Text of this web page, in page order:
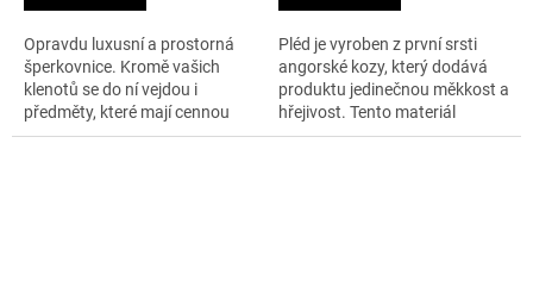
Opravdu luxusní a prostorná
šperkovnice. Kromě vašich
klenotů se do ní vejdou i
předměty, které mají cennou
hodnotu jen pro vás. Dopřejte
Pléd je vyroben z první srsti
angorské kozy, který dodává
produktu jedinečnou měkkost a
hřejivost. Tento materiál
nedráždí pokožku, na rozdíl od